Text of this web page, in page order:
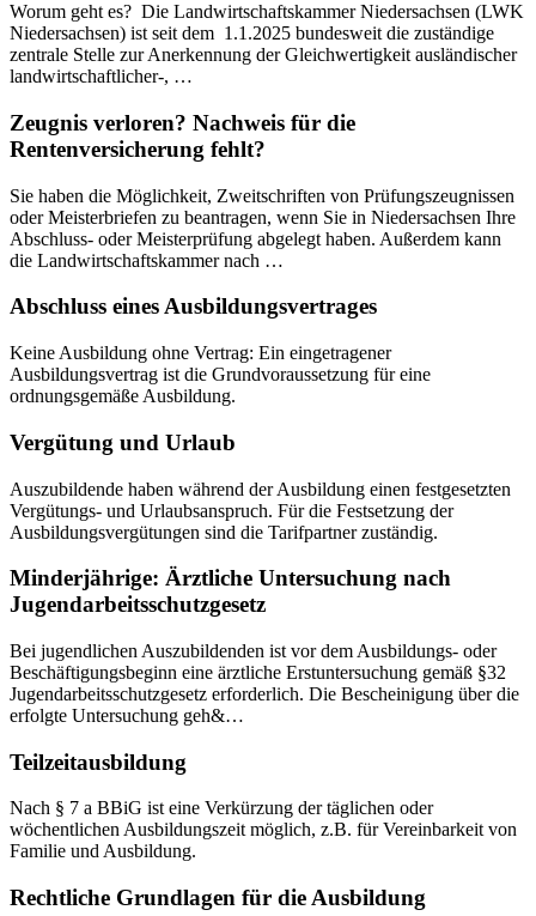
Worum geht es? Die Landwirtschaftskammer Niedersachsen (LWK
Niedersachsen) ist seit dem 1.1.2025 bundesweit die zuständige
zentrale Stelle zur Anerkennung der Gleichwertigkeit ausländischer
landwirtschaftlicher-, …
Zeugnis verloren? Nachweis für die
Rentenversicherung fehlt?
Sie haben die Möglichkeit, Zweitschriften von Prüfungszeugnissen
oder Meisterbriefen zu beantragen, wenn Sie in Niedersachsen Ihre
Abschluss- oder Meisterprüfung abgelegt haben. Außerdem kann
die Landwirtschaftskammer nach …
Abschluss eines Ausbildungsvertrages
Keine Ausbildung ohne Vertrag: Ein eingetragener
Ausbildungsvertrag ist die Grundvoraussetzung für eine
ordnungsgemäße Ausbildung.
Vergütung und Urlaub
Auszubildende haben während der Ausbildung einen festgesetzten
Vergütungs- und Urlaubsanspruch. Für die Festsetzung der
Ausbildungsvergütungen sind die Tarifpartner zuständig.
Minderjährige: Ärztliche Untersuchung nach
Jugendarbeitsschutzgesetz
Bei jugendlichen Auszubildenden ist vor dem Ausbildungs- oder
Beschäftigungsbeginn eine ärztliche Erstuntersuchung gemäß §32
Jugendarbeitsschutzgesetz erforderlich. Die Bescheinigung über die
erfolgte Untersuchung geh&…
Teilzeitausbildung
Nach § 7 a BBiG ist eine Verkürzung der täglichen oder
wöchentlichen Ausbildungszeit möglich, z.B. für Vereinbarkeit von
Familie und Ausbildung.
Rechtliche Grundlagen für die Ausbildung